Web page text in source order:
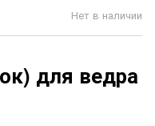
Нет в наличии
для ведра